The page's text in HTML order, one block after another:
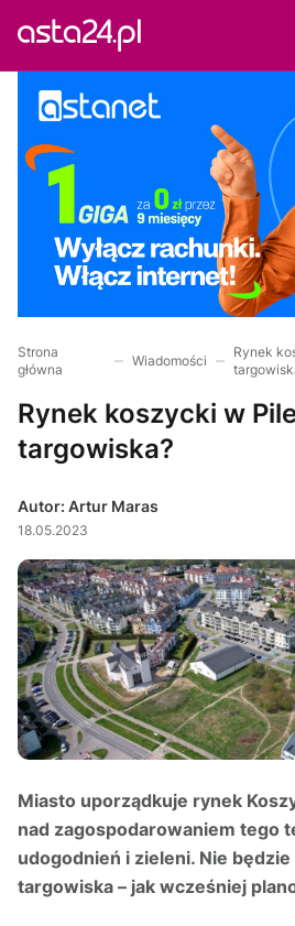
Strona
główna
Wiadomości
Rynek
Rynek koszycki w
targowiska?
Autor: Artur Maras
18.05.2023
Miasto uporządkuje rynek
nad zagospodarowaniem tego
udogodnień i zieleni. Nie
targowiska – jak wcześniej